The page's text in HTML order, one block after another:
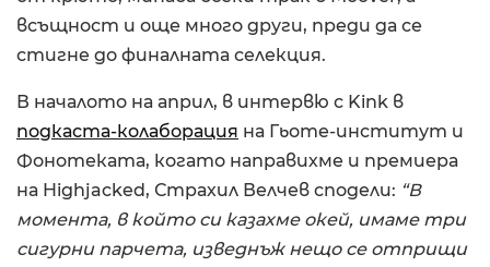
всъщност и още много други, преди да се
стигне до финалната селекция.
В началото на април, в интервю с Kink в
подкаста-колаборация на Гьоте-институт и
Фонотеката, когато направихме и премиера
на Highjacked, Страхил Велчев сподели: “В
момента, в който си казахме окей, имаме три
сигурни парчета, изведнъж нещо се отприщи